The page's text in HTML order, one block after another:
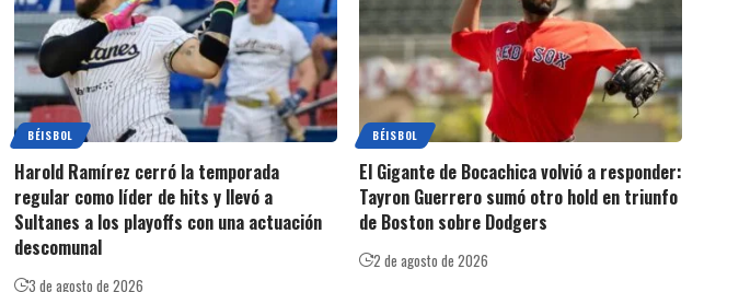
BÉISBOL
Harold Ramírez cerró la temporada
regular como líder de hits y llevó a
Sultanes a los playoffs con una actuación
descomunal
3 de agosto de 2026
BÉISBOL
El Gigante de Bocachica volvió a responder:
Tayron Guerrero sumó otro hold en triunfo
de Boston sobre Dodgers
2 de agosto de 2026